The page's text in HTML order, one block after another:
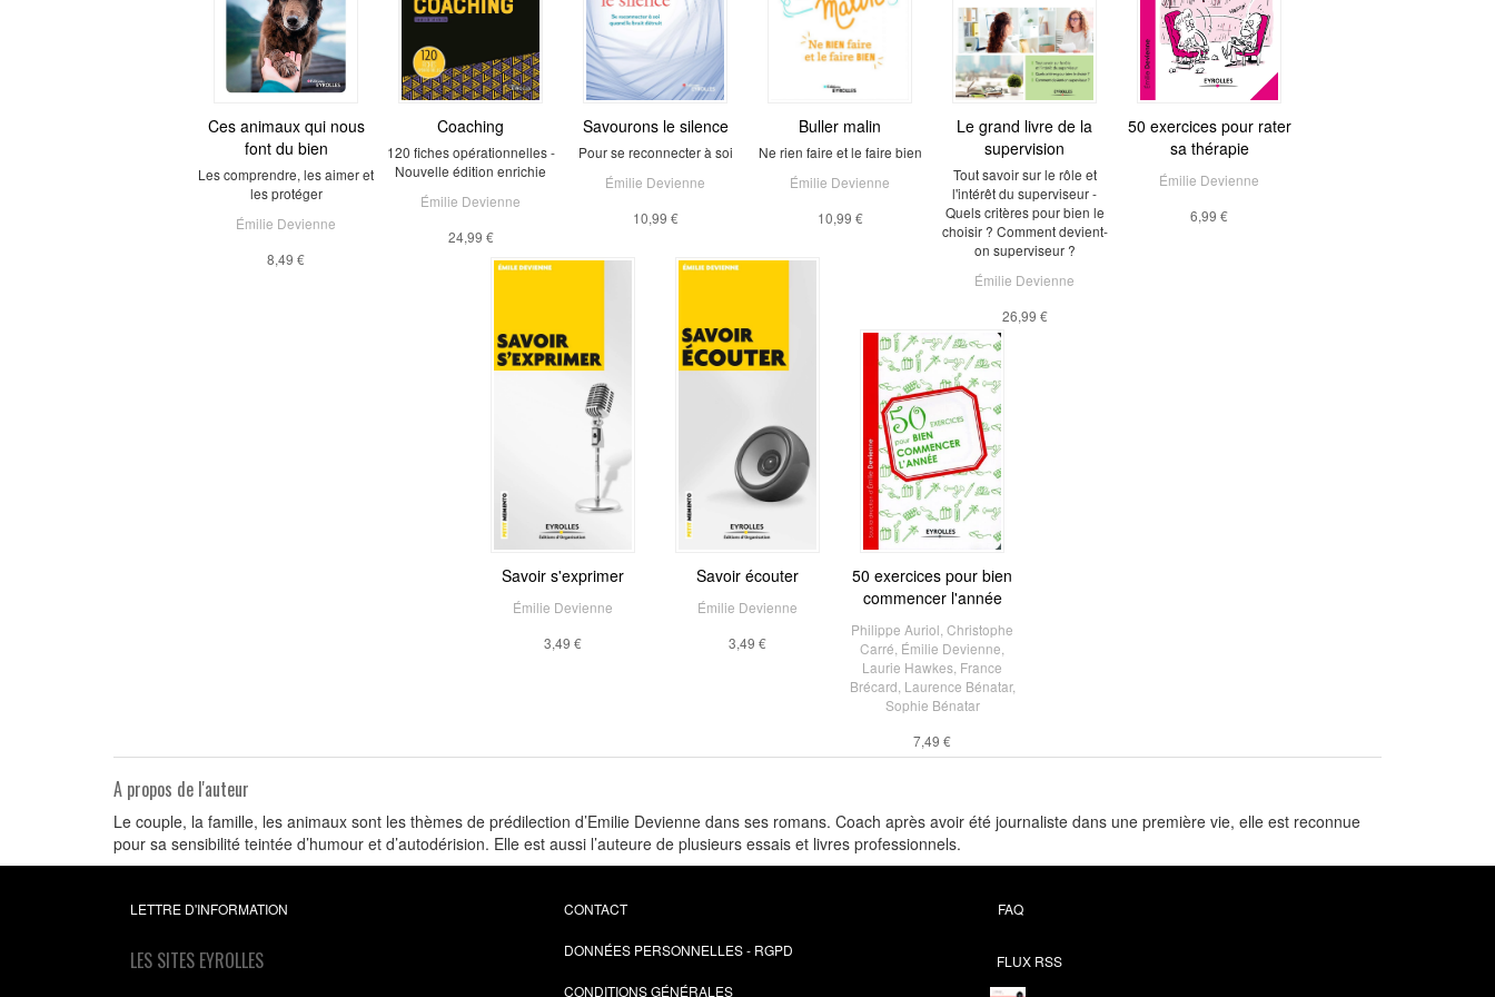
Ces animaux qui nous
font du bien
Les comprendre, les aimer et
les protéger
Émilie Devienne
8,49 €
Coaching
120 fiches opérationnelles -
Nouvelle édition enrichie
Émilie Devienne
24,99 €
Savourons le silence
Pour se reconnecter à soi
Émilie Devienne
10,99 €
Buller malin
Ne rien faire et le faire bien
Émilie Devienne
10,99 €
Le grand livre de la
supervision
Tout savoir sur le rôle et
l'intérêt du superviseur -
Quels critères pour bien le
choisir ? Comment devient-
on superviseur ?
Émilie Devienne
26,99 €
50 exercices pour rater
sa thérapie
Émilie Devienne
6,99 €
Savoir s'exprimer
Émilie Devienne
3,49 €
Savoir écouter
Émilie Devienne
3,49 €
50 exercices pour bien
commencer l'année
Philippe Auriol Christophe
Carré Émilie Devienne
Laurie Hawkes France
Brécard Laurence Bénatar,
Sophie Bénatar
7,49 €
A propos de l'auteur
Le couple, la famille, les animaux sont les thèmes de prédilection d’Emilie Devienne dans ses romans. Coach après avoir été journaliste dans une première vie, elle est reconnue
pour sa sensibilité teintée d’humour et d’autodérision. Elle est aussi l’auteure de plusieurs essais et livres professionnels.
LETTRE D'INFORMATION
LES SITES EYROLLES
CONTACT
DONNÉES PERSONNELLES - RGPD
CONDITIONS GÉNÉRALES
FAQ
FLUX RSS